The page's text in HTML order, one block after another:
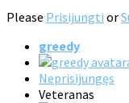
Please Prisijungti or
greedy
Neprisijungęs
Veteranas